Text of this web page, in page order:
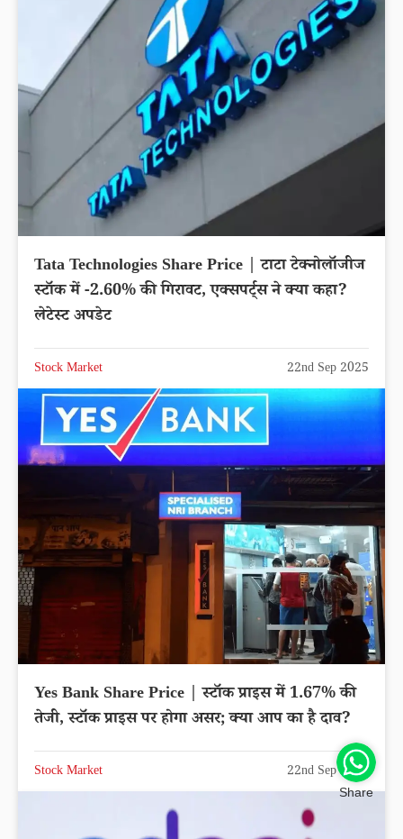
Tata Technologies Share Price | टाटा टेक्नोलॉजीज
स्टॉक में -2.60% की गिरावट, एक्सपर्ट्स ने क्या कहा?
लेटेस्ट अपडेट
Stock Market 22nd Sep 2025
Yes Bank Share Price | स्टॉक प्राइस में 1.67% की
तेजी, स्टॉक प्राइस पर होगा असर; क्या आप का है दाव?
Stock Market 22nd Sep 2025
Share